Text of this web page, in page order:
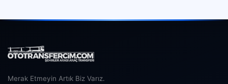
Merak Etmeyin Artık Biz Varız.